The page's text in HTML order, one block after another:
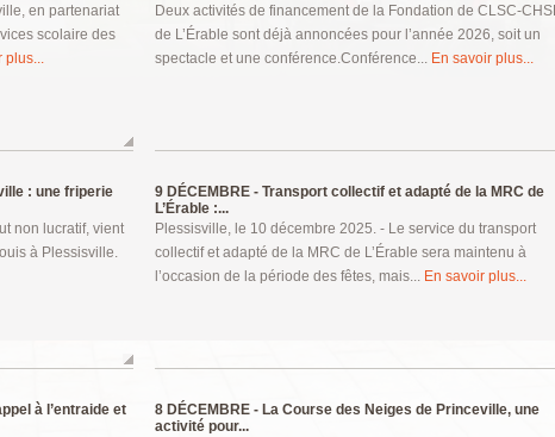
en partenariat
scolaire des
plus...
Deux activités de financement de la Fondation de CLSC-
de L’Érable sont déjà annoncées pour l’année 2026, soit un
spectacle et une conférence.Conférence... En savoir plus...
: une friperie
non lucratif, vient
à Plessisville.
9 DÉCEMBRE - Transport collectif et adapté de la MRC de
L’Érable :...
Plessisville, le 10 décembre 2025. - Le service du transport
collectif et adapté de la MRC de L’Érable sera maintenu à
l’occasion de la période des fêtes, mais... En savoir plus...
à l’entraide et
8 DÉCEMBRE - La Course des Neiges de Princeville, une
activité pour...